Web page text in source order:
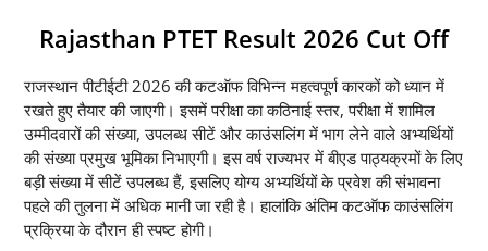
Rajasthan PTET Result 2026 Cut Off
राजस्थान पीटीईटी 2026 की कटऑफ विभिन्न महत्वपूर्ण कारकों को ध्यान में
रखते हुए तैयार की जाएगी। इसमें परीक्षा का कठिनाई स्तर, परीक्षा में शामिल
उम्मीदवारों की संख्या, उपलब्ध सीटें और काउंसलिंग में भाग लेने वाले अभ्यर्थियों
की संख्या प्रमुख भूमिका निभाएगी। इस वर्ष राज्यभर में बीएड पाठ्यक्रमों के लिए
बड़ी संख्या में सीटें उपलब्ध हैं, इसलिए योग्य अभ्यर्थियों के प्रवेश की संभावना
पहले की तुलना में अधिक मानी जा रही है। हालांकि अंतिम कटऑफ काउंसलिंग
प्रक्रिया के दौरान ही स्पष्ट होगी।